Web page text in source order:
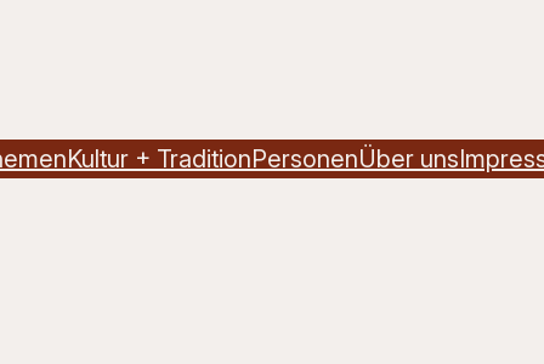
Kultur + TraditionPersonenÜber uns